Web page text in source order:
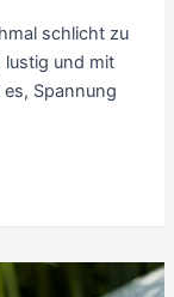
schlicht zu
lustig und mit
Spannung